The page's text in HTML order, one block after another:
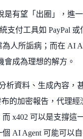
是有望「出圈」，進
支付工具如 PayPal 或
人所詬病；而在 AI
會成為理想的解方。
析資料、生成內容，
布的加密報告，代理經
x402 可以是支撐這
AI Agent 可能可以